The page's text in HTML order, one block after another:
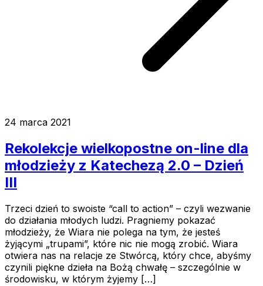
24 marca 2021
Rekolekcje wielkopostne on-line dla
młodzieży z Katechezą 2.0 – Dzień
III
Trzeci dzień to swoiste “call to action” – czyli wezwanie
do działania młodych ludzi. Pragniemy pokazać
młodzieży, że Wiara nie polega na tym, że jesteś
żyjącymi „trupami”, które nic nie mogą zrobić. Wiara
otwiera nas na relacje ze Stwórcą, który chce, abyśmy
czynili piękne dzieła na Bożą chwałę – szczególnie w
środowisku, w którym żyjemy […]